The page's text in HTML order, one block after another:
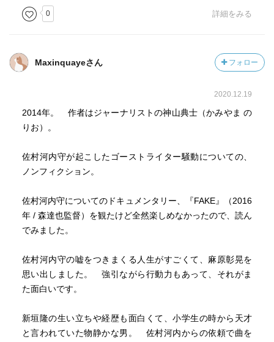
0 詳細をみる
Maxinquayeさん フォロー
2020.12.19
2014年。 作者はジャーナリストの神山典士（かみやま の
りお）。
佐村河内守が起こしたゴーストライター騒動についての、
ノンフィクション。
佐村河内守についてのドキュメンタリー、『FAKE』（2016
年 / 森達也監督）を観たけど全然楽しめなかったので、読ん
でみました。
佐村河内守の嘘をつきまくる人生がすごくて、麻原彰晃を
思い出しました。 強引ながら行動力もあって、それがま
た面白いです。
新垣隆の生い立ちや経歴も面白くて、小学生の時から天才
と言われていた物静かな男。 佐村河内からの依頼で曲を